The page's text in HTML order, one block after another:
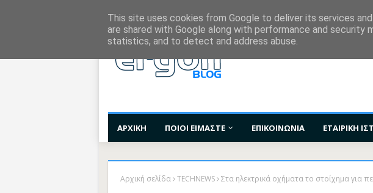
ΑΡΧΙΚΗ ΠΟΙΟΙ ΕΙΜΑΣΤΕ ΕΠΙΚΟΙΝΩΝΙΑ ΕΤΑΙΡΙΚΗ
Αρχική σελίδα TECHNEWS Στα ηλεκτρικά οχήματα το στοίχημα για
This site uses cookies from Google to deliver its services
are shared with Google along with performance and
statistics, and to detect and address abuse.